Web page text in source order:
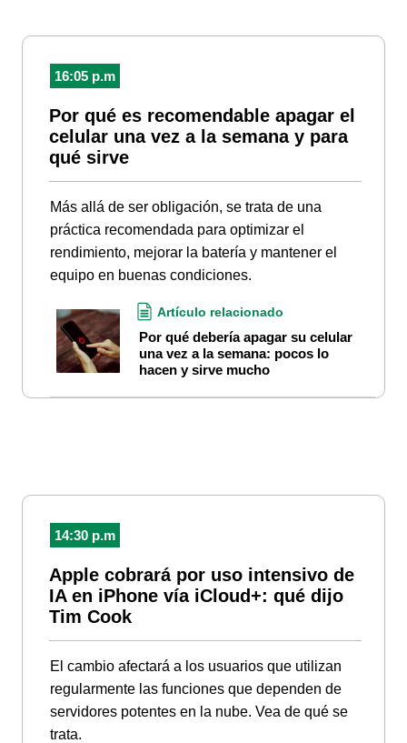
16:05 p.m
Por qué es recomendable apagar el
celular una vez a la semana y para
qué sirve
Más allá de ser obligación, se trata de una
práctica recomendada para optimizar el
rendimiento, mejorar la batería y mantener el
equipo en buenas condiciones.
Artículo relacionado
Por qué debería apagar su celular
una vez a la semana: pocos lo
hacen y sirve mucho
14:30 p.m
Apple cobrará por uso intensivo de
IA en iPhone vía iCloud+: qué dijo
Tim Cook
El cambio afectará a los usuarios que utilizan
regularmente las funciones que dependen de
servidores potentes en la nube. Vea de qué se
trata.